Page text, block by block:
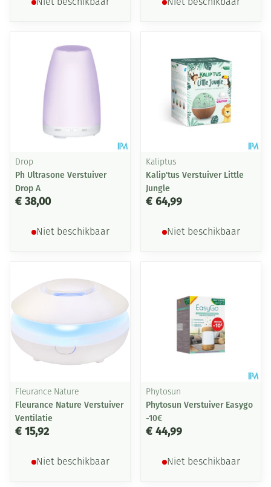
Niet beschikbaar Niet beschikbaar
Drop
Ph Ultrasone Verstuiver
Drop A
€ 38,00
Niet beschikbaar
Kaliptus
Kalip'tus Verstuiver Little
Jungle
€ 64,99
Niet beschikbaar
Fleurance Nature
Fleurance Nature Verstuiver
Ventilatie
€ 15,92
Niet beschikbaar
Phytosun
Phytosun Verstuiver Easygo
-10€
€ 44,99
Niet beschikbaar